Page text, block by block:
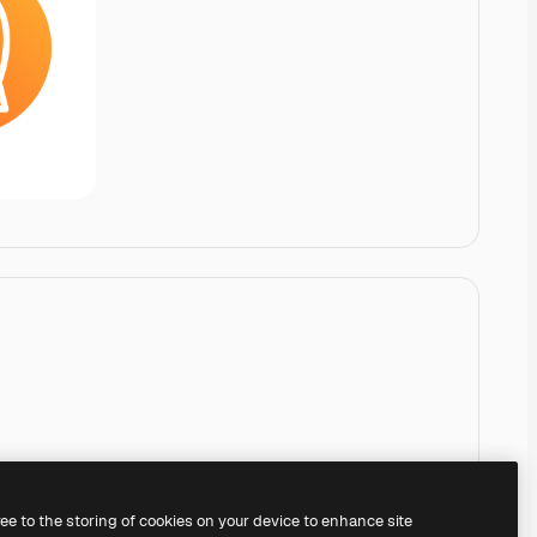
to the storing of cookies on your device to enhance site